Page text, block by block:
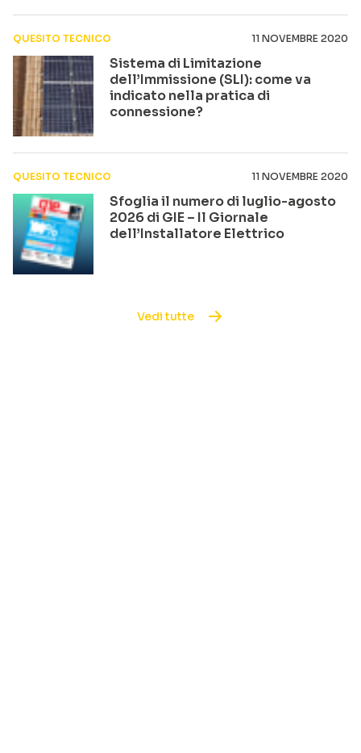
QUESITO TECNICO 11 NOVEMBRE 2020
Sistema di Limitazione
dell’Immissione (SLI): come va
indicato nella pratica di
connessione?
QUESITO TECNICO 11 NOVEMBRE 2020
Sfoglia il numero di luglio-agosto
2026 di GIE – Il Giornale
dell’Installatore Elettrico
Vedi tutte